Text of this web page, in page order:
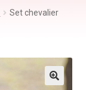
Set chevalier